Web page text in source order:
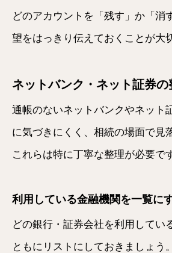
どのアカウントを「残す」か「消
望をはっきり伝えておくことが大
ネットバンク・ネット証券の
通帳のないネットバンクやネット
に気づきにくく、相続の場面で見
これらは特に丁寧な整理が必要で
利用している金融機関を一覧に
どの銀行・証券会社を利用してい
ともにリストにしておきましょう